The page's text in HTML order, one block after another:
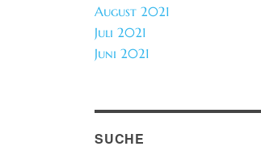
August 2021
Juli 2021
Juni 2021
SUCHE